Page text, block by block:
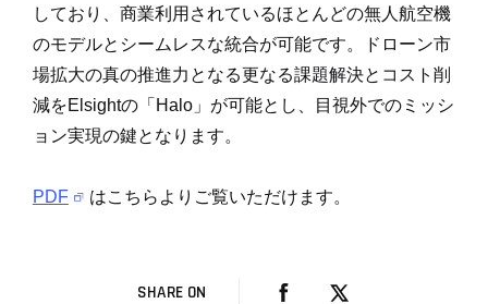
しており、商業利用されているほとんどの無人航空機
のモデルとシームレスな統合が可能です。ドローン市
場拡大の真の推進力となる更なる課題解決とコスト削
減をElsightの「Halo」が可能とし、目視外でのミッシ
ョン実現の鍵となります。
PDF はこちらよりご覧いただけます。
SHARE ON